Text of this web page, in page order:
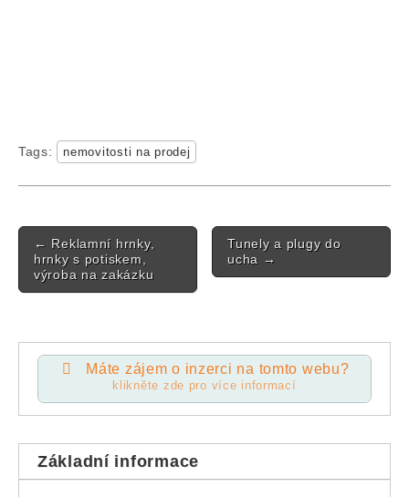
Tags: nemovitosti na prodej
Post navigation
← Reklamní hrnky,
hrnky s potiskem,
výroba na zakázku
Tunely a plugy do
ucha →
Máte zájem o inzerci na tomto webu?
klikněte zde pro více informací
Základní informace